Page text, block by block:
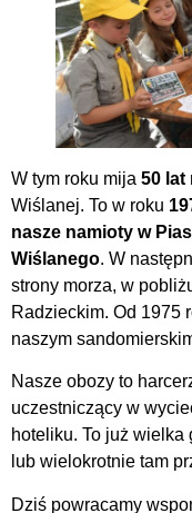
W tym roku mija 50 lat
Wiślanej. To w roku
nasze namioty w
Wiślanego. W
strony morza, w
Radzieckim. Od 1975
naszym
Nasze obozy to
uczestniczący w
hoteliku. To już wielka
lub wielokrotnie tam
Dziś powracamy